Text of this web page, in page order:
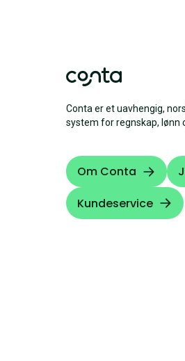
Conta er et uavhengig,
system for regnskap, lønn
Om Conta
Kundeservice